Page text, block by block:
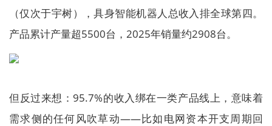
（仅次于宇树），具身智能机器人总收入排全球第四。
产品累计产量超5500台，2025年销量约2908台。
但反过来想：95.7%的收入绑在一类产品线上，意味着
需求侧的任何风吹草动——比如电网资本开支周期回